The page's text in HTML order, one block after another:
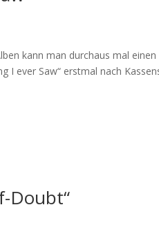
kann man durchaus mal
I ever Saw“ erstmal nach
Doubt“